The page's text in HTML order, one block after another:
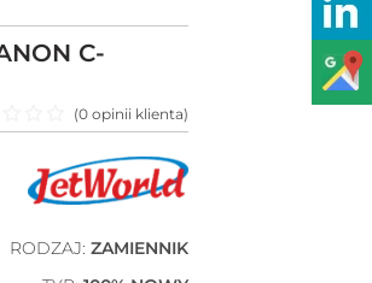
C-
Oceniono
(0 opinii klienta)
RODZAJ: ZAMIENNIK